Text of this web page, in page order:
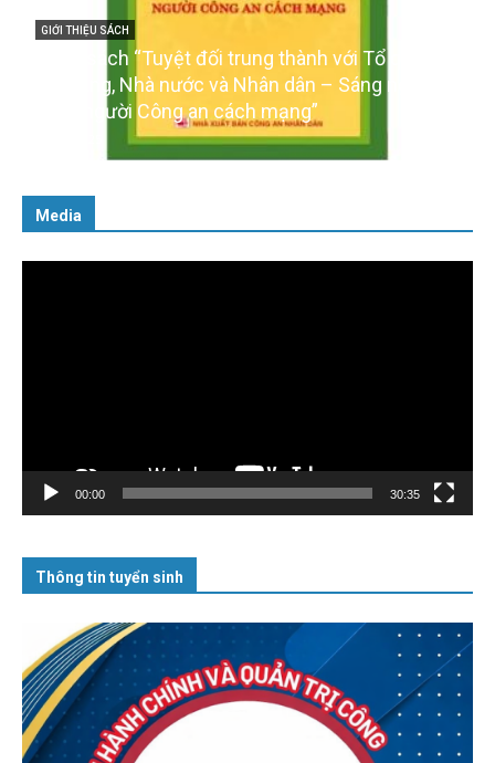
GIỚI THIỆU SÁCH
Cuốn sách “Tuyệt đối trung thành với Tổ quốc,
với Đảng, Nhà nước và Nhân dân – Sáng ngời tư
cách người Công an cách mạng”
Media
00:00 30:35
Thông tin tuyển sinh